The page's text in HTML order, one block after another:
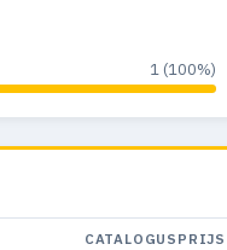
1 (100%)
CATALOGUSPRIJS